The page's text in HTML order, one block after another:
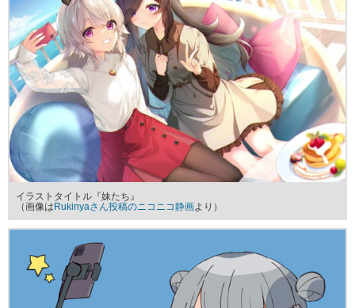
イラストタイトル『妹たち』
（画像はRukinyaさん投稿のニコニコ静画より）